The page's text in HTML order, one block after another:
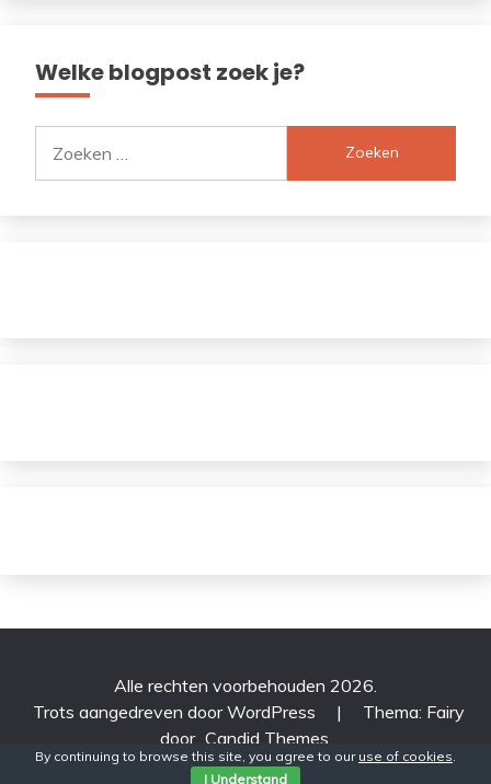
Welke blogpost zoek je?
naar:
Alle rechten voorbehouden 2026.
Trots aangedreven door WordPress
|
Thema: Fairy
door Candid Themes
By continuing to browse this site, you agree to our use of cookies.
I Understand